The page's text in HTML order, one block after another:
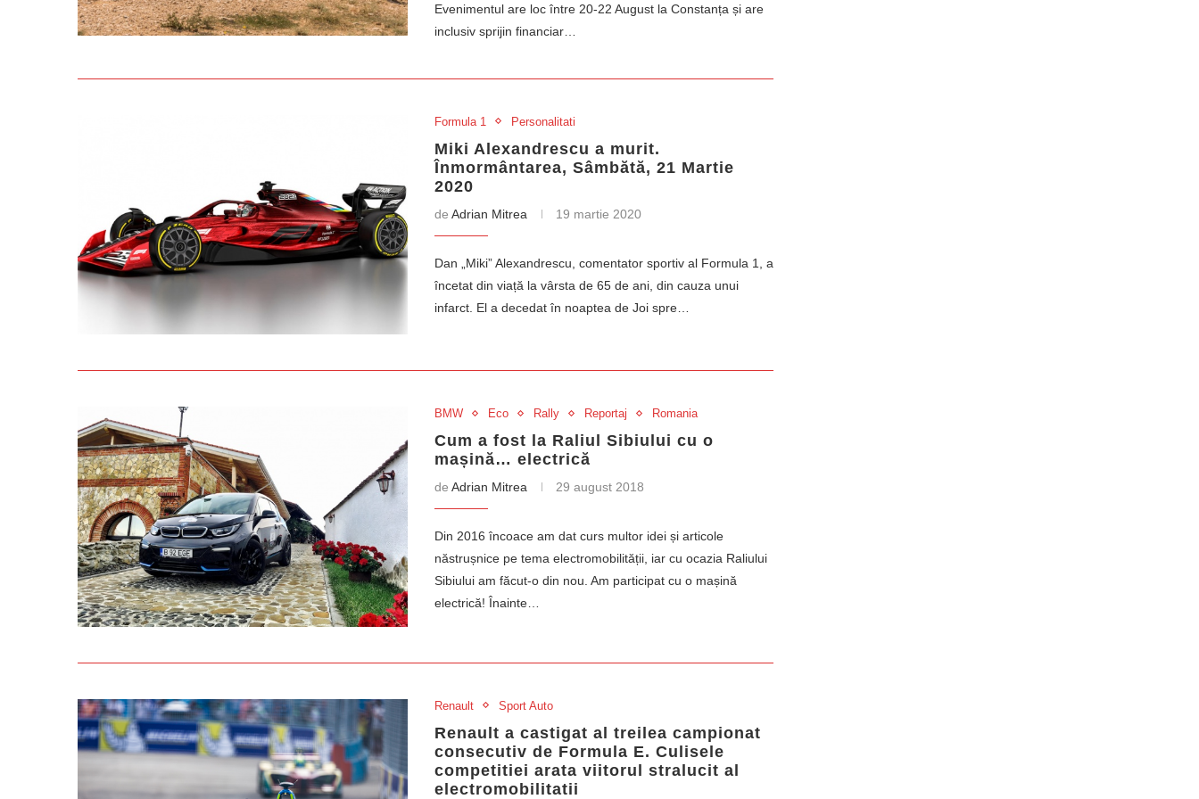
Evenimentul are loc între 20-22 August la Constanța și are
inclusiv sprijin financiar…
Formula 1 Personalitati
Miki Alexandrescu a murit.
Înmormântarea, Sâmbătă, 21 Martie
2020
de Adrian Mitrea 19 martie 2020
Dan „Miki” Alexandrescu, comentator sportiv al Formula 1, a
încetat din viață la vârsta de 65 de ani, din cauza unui
infarct. El a decedat în noaptea de Joi spre…
BMW Eco Rally Reportaj Romania
Cum a fost la Raliul Sibiului cu o
mașină… electrică
de Adrian Mitrea 29 august 2018
Din 2016 încoace am dat curs multor idei și articole
năstrușnice pe tema electromobilității, iar cu ocazia Raliului
Sibiului am făcut-o din nou. Am participat cu o mașină
electrică! Înainte…
Renault Sport Auto
Renault a castigat al treilea campionat
consecutiv de Formula E. Culisele
competitiei arata viitorul stralucit al
electromobilitatii